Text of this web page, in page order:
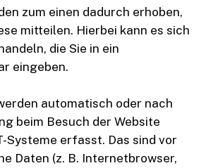
zum einen dadurch erhoben,
mitteilen. Hierbei kann es sich
die Sie in ein
eingeben.
automatisch oder nach
beim Besuch der Website
Systeme erfasst. Das sind vor
Daten (z. B. Internetbrowser,